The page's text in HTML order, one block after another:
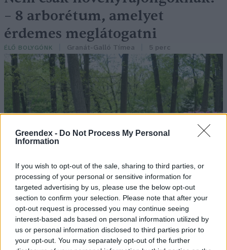
Greendex - Do Not Process My Personal
Information
If you wish to opt-out of the sale, sharing to third parties, or
processing of your personal or sensitive information for
targeted advertising by us, please use the below opt-out
section to confirm your selection. Please note that after your
opt-out request is processed you may continue seeing
interest-based ads based on personal information utilized by
us or personal information disclosed to third parties prior to
your opt-out. You may separately opt-out of the further
– 8 arborétum, amelyet
érdemes meglátogatni
ÉLŐ BOLYGÓNK Granát-Galló Tímea 5 perc